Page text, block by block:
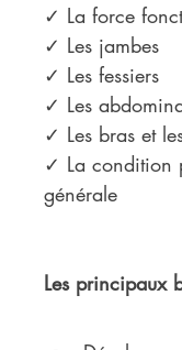
✓ La force
✓ Les jambes
✓ Les fessiers
✓ Les
✓ Les bras et
✓ La condition
générale
Les principaux